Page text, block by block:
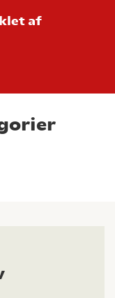
af